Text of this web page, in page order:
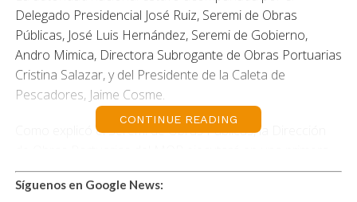
Delegado Presidencial José Ruiz, Seremi de Obras
Públicas, José Luis Hernández, Seremi de Gobierno,
Andro Mimica, Directora Subrogante de Obras Portuarias
Cristina Salazar, y del Presidente de la Caleta de
Pescadores, Jaime Cosme.
Como explicó el Seremi de Obras Públicas, la Dirección
instancia la ampliación del cabezo de la zona del muelle
para poder recibir una mayor cantidad de lanchas
CONTINUE READING
Síguenos en Google News: